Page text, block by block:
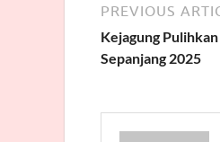
PREVIOUS
Kejagung
Sepanjang 2025